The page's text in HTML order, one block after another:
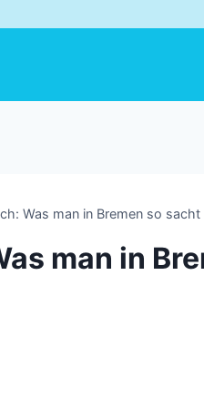
Was man in Bremen so sacht
man in